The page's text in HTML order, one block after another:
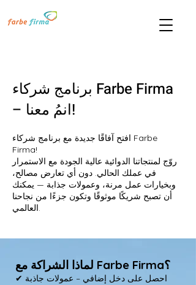
برنامج شركاء Farbe Firma
– انمُ معنا!
افتح آفاقًا جديدة مع برنامج شركاء Farbe
Firma!
روّج لمنتجاتنا الدوائية عالية الجودة مع الاستمرار
في عملك الحالي. دون أي تعارض مصالح،
وبخيارات عمل مرنة، وعمولات جذابة — يمكنك
أن تصبح شريكًا موثوقًا وتكون جزءًا من نجاحنا
العالمي.
لماذا الشراكة مع Farbe Firma؟
✔ احصل على دخل إضافي – عمولات جاذبة